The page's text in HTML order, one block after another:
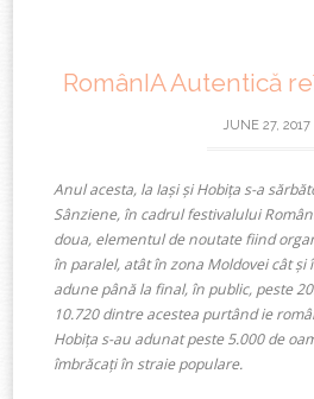
RomânIA Autentică
JUNE 27, 2017
Anul acesta, la Iași și Hobița s-a
Sânziene, în cadrul festivalului
doua, elementul de noutate fiind
în paralel, atât în zona Moldovei cât și
adune până la final, în public, peste
10.720 dintre acestea purtând ie
Hobița s-au adunat peste 5.000 de
îmbrăcați în straie populare.